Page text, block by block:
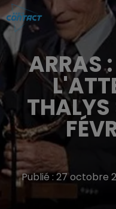
ARRAS
THALYS
Publié : 27 octobre